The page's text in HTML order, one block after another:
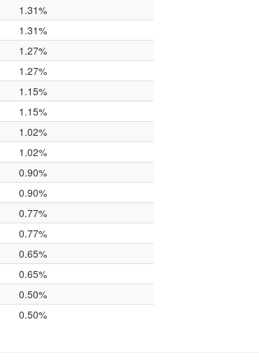
1.31%
1.31%
1.27%
1.27%
1.15%
1.15%
1.02%
1.02%
0.90%
0.90%
0.77%
0.77%
0.65%
0.65%
0.50%
0.50%